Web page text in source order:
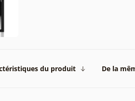
du produit De la